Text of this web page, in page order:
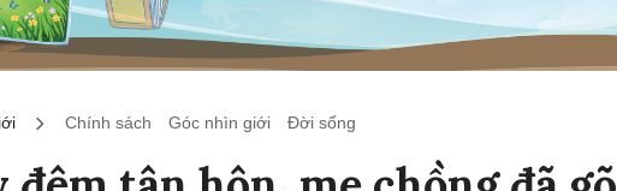
Chính sách Góc nhìn giới Đời sống